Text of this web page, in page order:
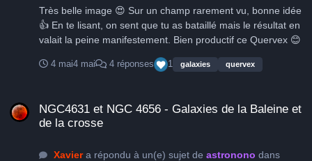
Très belle image 😍 Sur un champ rarement vu, bonne idée
👍 En te lisant, on sent que tu as bataillé mais le résultat en
valait la peine manifestement. Bien productif ce Quervex 😊
4 mai4 mai 4 réponses 1 galaxies quervex
NGC4631 et NGC 4656 - Galaxies de la Baleine et
de la crosse
Xaviera répondu à un(e) sujet de astronono dans